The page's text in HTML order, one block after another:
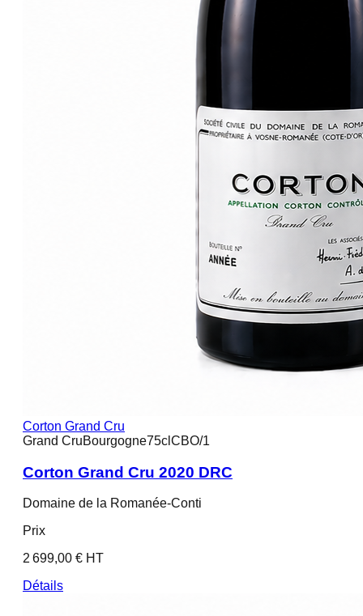
Corton Grand Cru
Grand CruBourgogne75cl CBO/1
Corton Grand Cru 2020 DRC
Domaine de la Romanée-Conti
Prix
2 699,00 € HT
Détails